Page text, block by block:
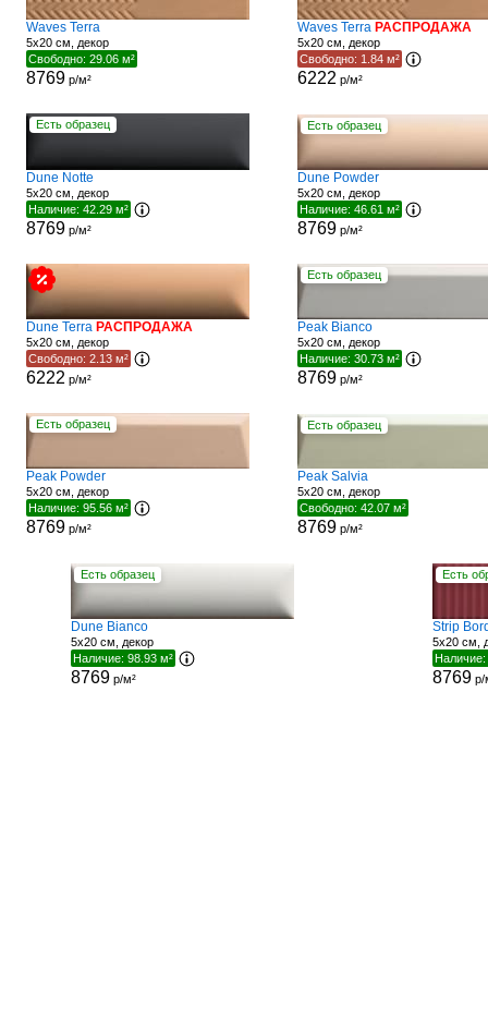
Waves Terra
5x20 см, декор
Свободно: 29.06 м²
8769р/м²
Waves Terra РАСПРОДАЖА
5x20 см, декор
Свободно: 1.84 м²
6222 р/м²
Есть образец
Dune Notte
5x20 см, декор
Наличие: 42.29 м²
8769р/м²
Есть образец
Dune Powder
5x20 см, декор
Наличие: 46.61 м²
8769р/м²
Dune Terra РАСПРОДАЖА
5x20 см, декор
Свободно: 2.13 м²
6222 р/м²
Есть образец
Peak Bianco
5x20 см, декор
Наличие: 30.73 м²
8769р/м²
Есть образец
Peak Powder
5x20 см, декор
Наличие: 95.56 м²
8769р/м²
Есть образец
Peak Salvia
5x20 см, декор
Свободно: 42.07 м²
8769р/м²
Есть образец
Dune Bianco
5x20 см, декор
Наличие: 98.93 м²
8769 р/м²
Есть
Strip
5x20 см,
8769 р/